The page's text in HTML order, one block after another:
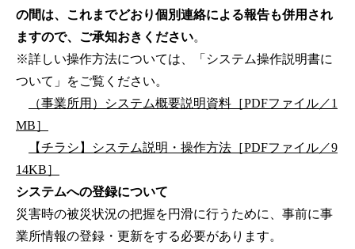
の間は、これまでどおり個別連絡による報告も併用され
ますので、ご承知おきください。
※詳しい操作方法については、「システム操作説明書に
ついて」をご覧ください。
（事業所用）システム概要説明資料［PDFファイル／1
MB］
【チラシ】システム説明・操作方法［PDFファイル／9
14KB］
システムへの登録について
災害時の被災状況の把握を円滑に行うために、事前に事
業所情報の登録・更新をする必要があります。